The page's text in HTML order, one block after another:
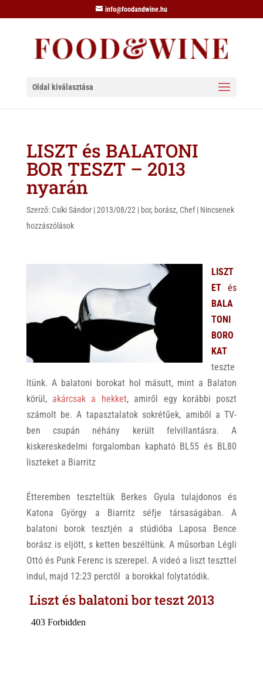
info@foodandwine.hu
Oldal kiválasztása
LISZT és BALATONI
BOR TESZT – 2013
nyarán
Szerző: Csíki Sándor|2013/08/22 | bor, borász, Chef| Nincsenek
hozzászólások
LISZT
ETés
BALA
TONI
BORO
KAT
teszte
ltünk. A balatoni borokat hol másutt, mint a Balaton
körül, akárcsak a hekket, amiről egy korábbi poszt
számolt be. A tapasztalatok sokrétűek, amiből a TV-
ben csupán néhány került felvillantásra. A
kiskereskedelmi forgalomban kapható BL55 és BL80
liszteket a Biarritz
Étteremben teszteltük Berkes Gyula tulajdonos és
Katona György a Biarritz séfje társaságában. A
balatoni borok tesztjén a stúdióba Laposa Bence
borász is eljött, s ketten beszéltünk. A műsorban Légli
Ottó és Punk Ferenc is szerepel. A videó a liszt teszttel
indul, majd 12:23 perctől a borokkal folytatódik.
Liszt és balatoni bor teszt 2013